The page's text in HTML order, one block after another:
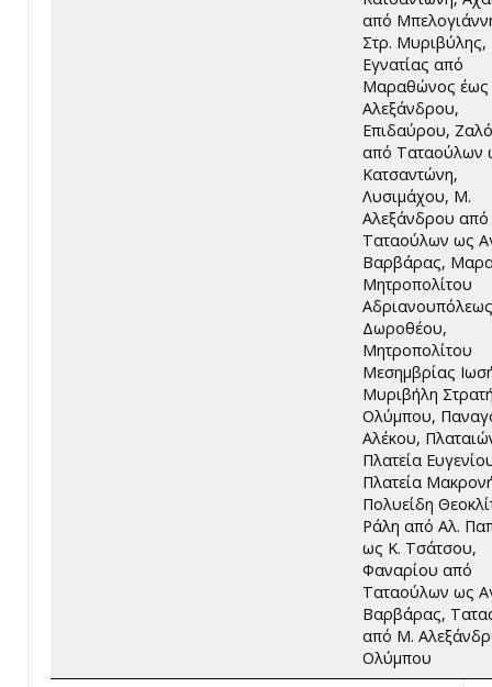
από
Στρ. Μυριβύλης,
Εγνατίας από
Μαραθώνος
Αλεξάνδρου,
Επιδαύρου,
από Ταταούλων
Κατσαντώνη,
Λυσιμάχου, Μ.
Αλεξάνδρου από
Ταταούλων ως
Βαρβάρας,
Μητροπολίτου
Αδριανουπόλεως
Δωροθέου,
Μητροπολίτου
Μεσημβρίας
Μυριβήλη
Ολύμπου,
Αλέκου,
Πλατεία
Πλατεία
Πολυείδη
Ράλη από Αλ.
ως Κ. Τσάτσου,
Φαναρίου από
Ταταούλων ως
Βαρβάρας,
από Μ.
Ολύμπου